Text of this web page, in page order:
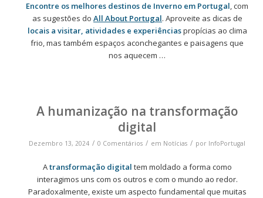
Encontre os melhores destinos de Inverno em Portugal, com
as sugestões do All About Portugal. Aproveite as dicas de
locais a visitar, atividades e experiênciaspropícias ao clima
frio, mas também espaços aconchegantes e paisagens que
nos aquecem …
A humanização na transformação
digital
Dezembro 13, 2024 / 0 Comentários / em Notícias / por InfoPortugal
Atransformação digital tem moldado a forma como
interagimos uns com os outros e com o mundo ao redor.
Paradoxalmente, existe um aspecto fundamental que muitas